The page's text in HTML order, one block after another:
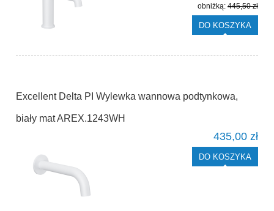
obniżką: 445,50 zł
DO KOSZYKA
Excellent Delta PI Wylewka wannowa podtynkowa,
biały mat AREX.1243WH
435,00 zł
DO KOSZYKA